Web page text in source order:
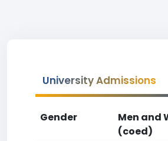
University Admissions
Gender
Men and
(coed)